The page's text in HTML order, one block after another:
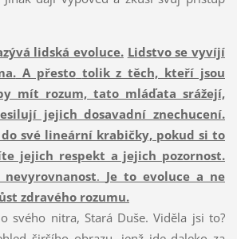
lidská evoluce. Lidstvo se vyvíjí
A přesto tolik z těch, kteří jsou
mít rozum, tato mláďata srážejí,
jejich dosavadní znechucení.
své lineární krabičky, pokud si to
jejich respekt a jejich pozornost.
. Je to evoluce a ne
zdravého rozumu.
nitra, Stará Duše. Viděla jsi to?